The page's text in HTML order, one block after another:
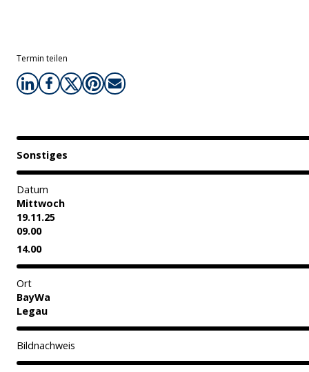
Sonstiges
Datum
Mittwoch
19.11.25
09.00
14.00
Ort
BayWa
Legau
Bildnachweis
Termin teilen